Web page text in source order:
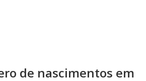
de nascimentos em